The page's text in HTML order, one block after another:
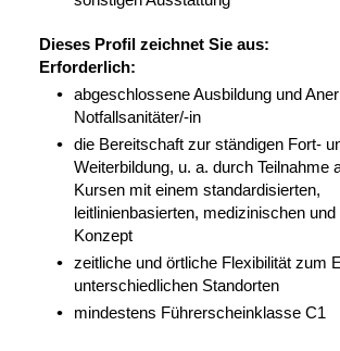
Dieses Profil zeichnet Sie aus:
Erforderlich:
abgeschlossene Ausbildung und
Notfallsanitäter/-in
die Bereitschaft zur ständigen Fort-
Weiterbildung, u. a. durch Teilnahme
Kursen mit einem standardisierten,
leitlinienbasierten, medizinischen
Konzept
zeitliche und örtliche Flexibilität zum
unterschiedlichen Standorten
mindestens Führerscheinklasse C1